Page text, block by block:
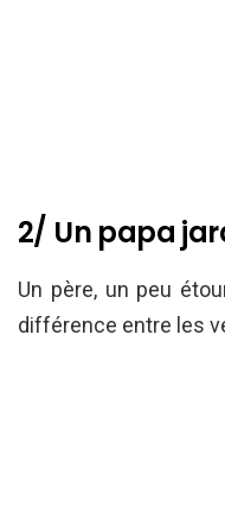
2/ Un papa
Un père, un peu
différence entre les